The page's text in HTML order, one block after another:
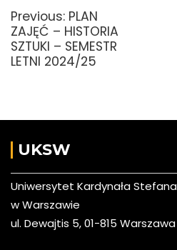
Previous: Previous
post:
PLAN
ZAJĘĆ – HISTORIA
SZTUKI – SEMESTR
LETNI 2024/25
UKSW
Uniwersytet Kardynała
w Warszawie
ul. Dewajtis 5, 01-815 Warszawa